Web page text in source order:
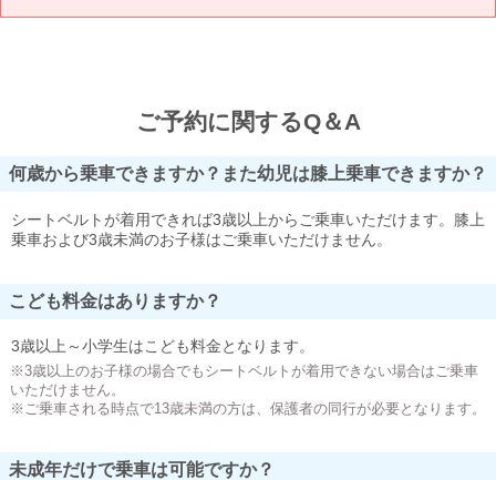
ご予約に関するQ＆A
何歳から乗車できますか？また幼児は膝上乗車できますか？
シートベルトが着用できれば3歳以上からご乗車いただけます。膝上
乗車および3歳未満のお子様はご乗車いただけません。
こども料金はありますか？
3歳以上～小学生はこども料金となります。
※3歳以上のお子様の場合でもシートベルトが着用できない場合はご乗車
いただけません。
※ご乗車される時点で13歳未満の方は、保護者の同行が必要となります。
未成年だけで乗車は可能ですか？